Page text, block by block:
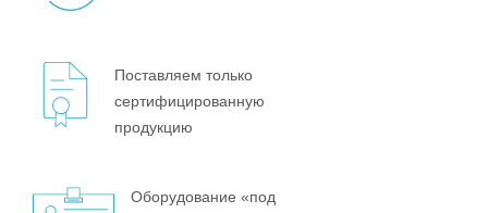
Поставляем только
сертифицированную
продукцию
Оборудование «под